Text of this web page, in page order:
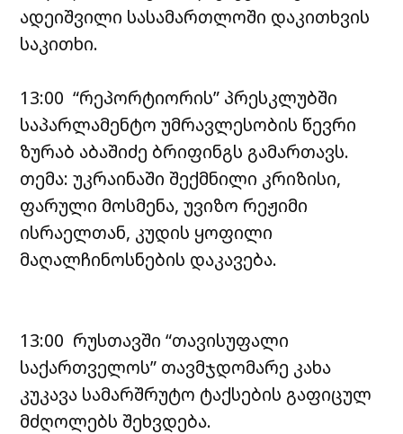
ადეიშვილი სასამართლოში დაკითხვის
საკითხი.
13:00 “რეპორტიორის” პრესკლუბში
საპარლამენტო უმრავლესობის წევრი
ზურაბ აბაშიძე ბრიფინგს გამართავს.
თემა: უკრაინაში შექმნილი კრიზისი,
ფარული მოსმენა, უვიზო რეჟიმი
ისრაელთან, კუდის ყოფილი
მაღალჩინოსნების დაკავება.
13:00 რუსთავში “თავისუფალი
საქართველოს” თავმჯდომარე კახა
კუკავა სამარშრუტო ტაქსების გაფიცულ
მძღოლებს შეხვდება.